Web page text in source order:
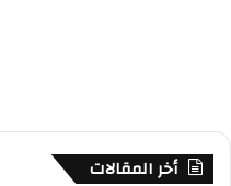
أخر المقالات